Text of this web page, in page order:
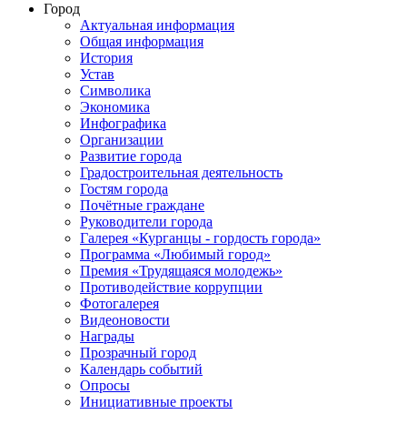
Город
Актуальная информация
Общая информация
История
Устав
Символика
Экономика
Инфографика
Организации
Развитие города
Градостроительная деятельность
Гостям города
Почётные граждане
Руководители города
Галерея «Курганцы - гордость города»
Программа «Любимый город»
Премия «Трудящаяся молодежь»
Противодействие коррупции
Фотогалерея
Видеоновости
Награды
Прозрачный город
Календарь событий
Опросы
Инициативные проекты